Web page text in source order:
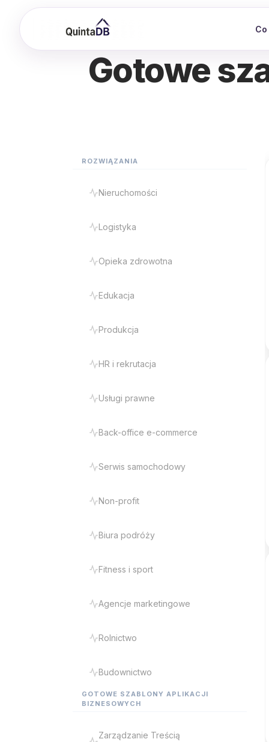
Gotowe
ROZWIĄZANIA
Nieruchomości
Logistyka
Opieka zdrowotna
Edukacja
Produkcja
HR i rekrutacja
Usługi prawne
Back-office e-commerce
Serwis samochodowy
Non-profit
Biura podróży
Fitness i sport
Agencje marketingowe
Rolnictwo
Budownictwo
GOTOWE SZABLONY APLIKACJI
BIZNESOWYCH
Zarządzanie Treścią